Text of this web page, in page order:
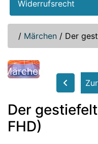
Widerrufsrecht
/ Märchen / Der
Märchen
Der
FHD)